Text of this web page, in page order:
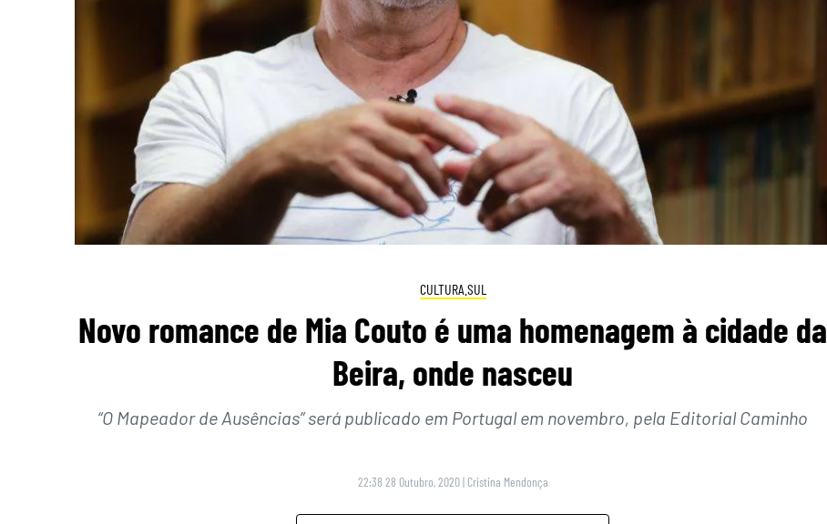
CULTURA.SUL
Novo romance de Mia Couto é uma homenagem à cidade da
Beira, onde nasceu
“O Mapeador de Ausências” será publicado em Portugal em novembro, pela Editorial Caminho
22:38 28 Outubro, 2020 | Cristina Mendonça